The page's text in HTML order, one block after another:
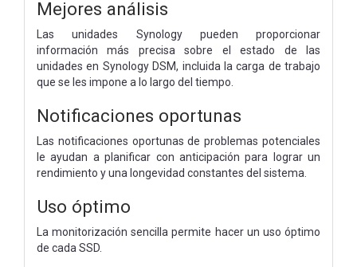
Mejores análisis
Las unidades Synology pueden proporcionar
información más precisa sobre el estado de las
unidades en Synology DSM, incluida la carga de trabajo
que se les impone a lo largo del tiempo.
Notificaciones oportunas
Las notificaciones oportunas de problemas potenciales
le ayudan a planificar con anticipación para lograr un
rendimiento y una longevidad constantes del sistema.
Uso óptimo
La monitorización sencilla permite hacer un uso óptimo
de cada SSD.